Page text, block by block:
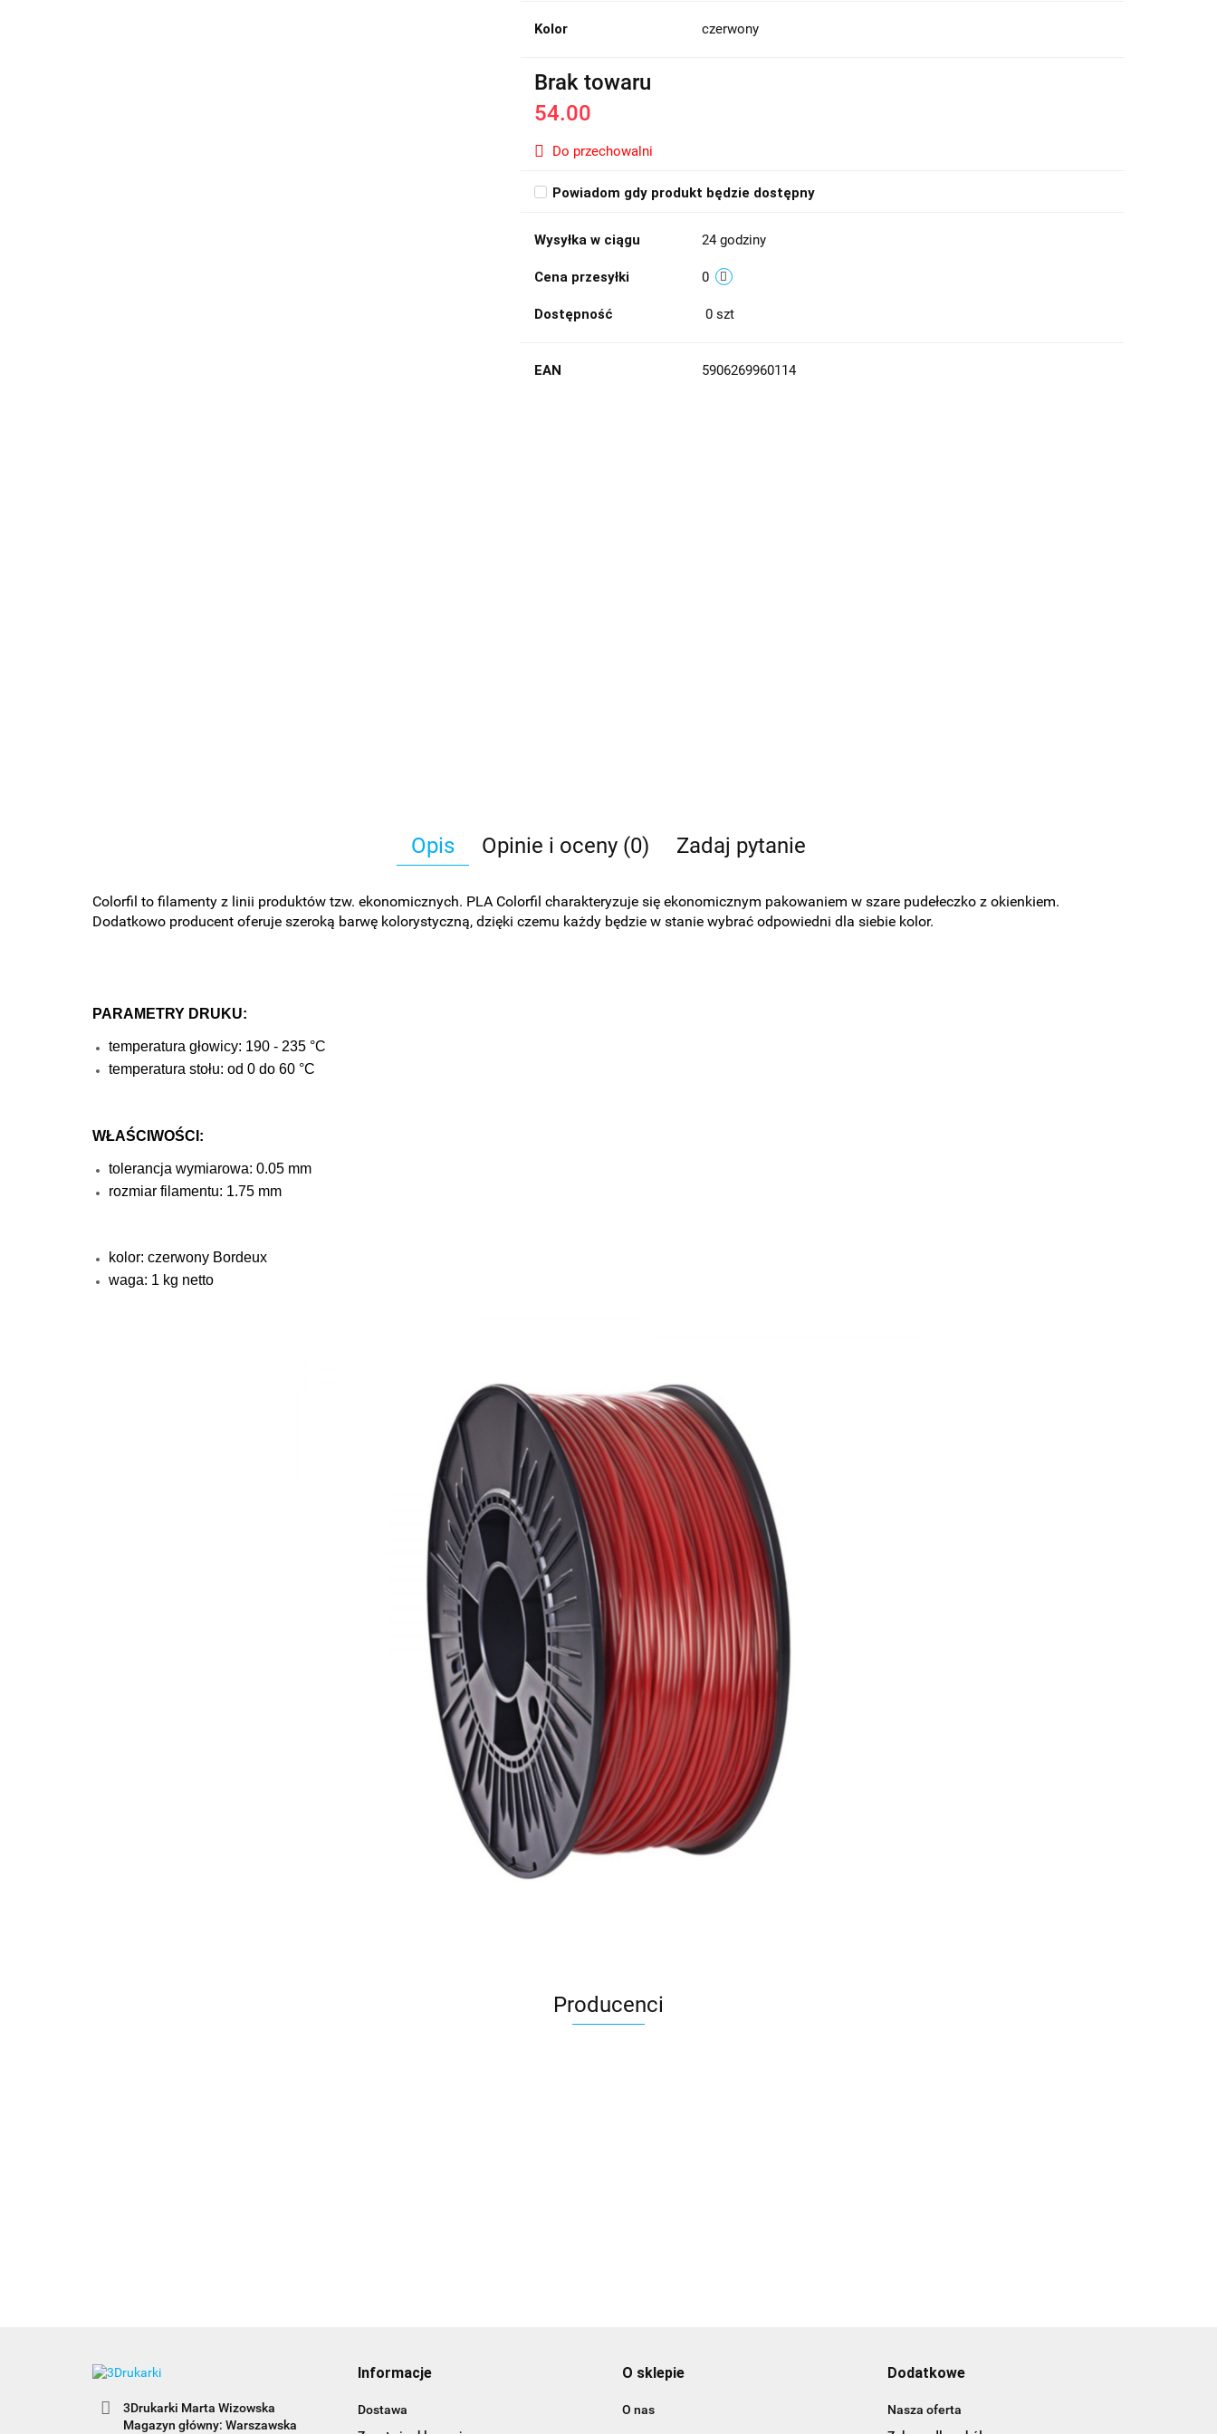
Kolor czerwony
Brak towaru
54.00
Do przechowalni
Powiadom gdy produkt będzie dostępny
Wysyłka w ciągu 24 godziny
Cena przesyłki 0
Dostępność 0 szt
EAN 5906269960114
Opis Opinie i oceny (0) Zadaj pytanie
Colorfil to filamenty z linii produktów tzw. ekonomicznych. PLA Colorfil charakteryzuje się ekonomicznym pakowaniem w szare pudełeczko z okienkiem.
Dodatkowo producent oferuje szeroką barwę kolorystyczną, dzięki czemu każdy będzie w stanie wybrać odpowiedni dla siebie kolor.
PARAMETRY DRUKU:
temperatura głowicy: 190 - 235 °C
temperatura stołu: od 0 do 60 °C
WŁAŚCIWOŚCI:
tolerancja wymiarowa: 0.05 mm
rozmiar filamentu: 1.75 mm
kolor: czerwony Bordeux
waga: 1 kg netto
Producenci
3Drukarki Marta Wizowska
Magazyn główny: Warszawska
Informacje
Dostawa
O sklepie
O nas
Dodatkowe
Nasza oferta